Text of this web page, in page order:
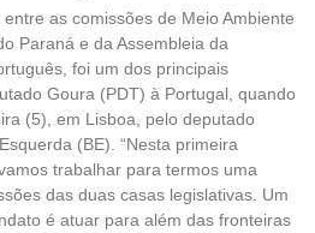
as comissões de Meio Ambiente
Paraná e da Assembleia da
foi um dos principais
Goura (PDT) à Portugal, quando
(5), em Lisboa, pelo deputado
(BE). “Nesta primeira
trabalhar para termos uma
das duas casas legislativas. Um
é atuar para além das fronteiras